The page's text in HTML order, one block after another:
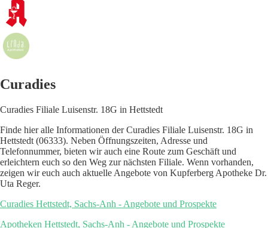
Curadies
Curadies Filiale Luisenstr. 18G in Hettstedt
Finde hier alle Informationen der Curadies Filiale Luisenstr. 18G in
Hettstedt (06333). Neben Öffnungszeiten, Adresse und
Telefonnummer, bieten wir auch eine Route zum Geschäft und
erleichtern euch so den Weg zur nächsten Filiale. Wenn vorhanden,
zeigen wir euch auch aktuelle Angebote von Kupferberg Apotheke Dr.
Uta Reger.
Curadies Hettstedt, Sachs-Anh - Angebote und Prospekte
Apotheken Hettstedt, Sachs-Anh - Angebote und Prospekte